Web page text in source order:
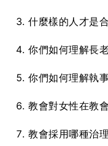
什麼樣的人才是
你們如何理解長
你們如何理解執
教會對女性在教
教會採用哪種治